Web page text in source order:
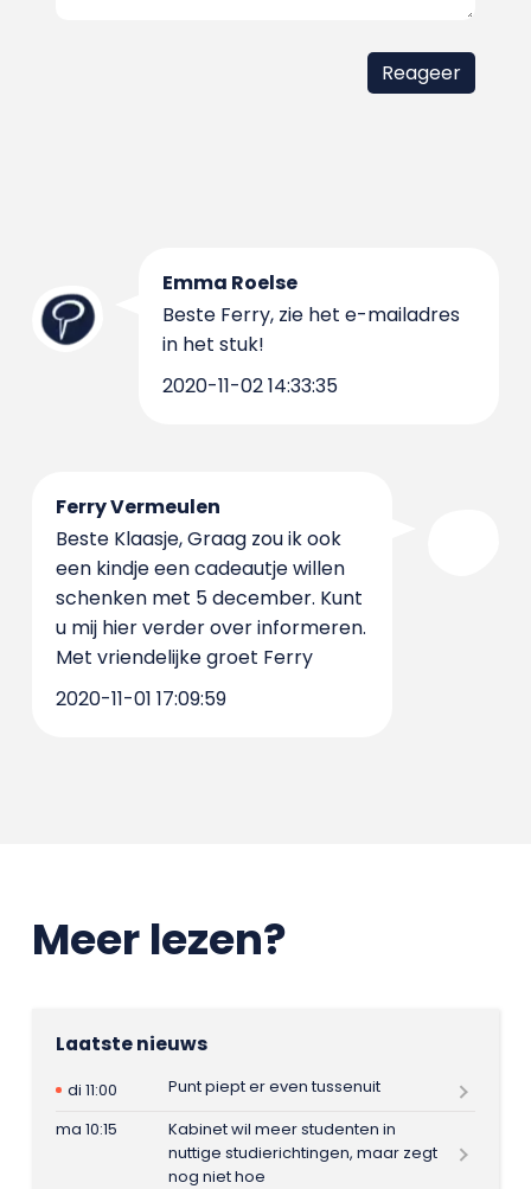
Emma Roelse
Beste Ferry, zie het e-mailadres
in het stuk!
2020-11-02 14:33:35
Ferry Vermeulen
Beste Klaasje, Graag zou ik ook
een kindje een cadeautje willen
schenken met 5 december. Kunt
u mij hier verder over informeren.
Met vriendelijke groet Ferry
2020-11-01 17:09:59
Meer lezen?
Laatste nieuws
di 11:00
Punt piept er even tussenuit
ma 10:15
Kabinet wil meer studenten in
nuttige studierichtingen, maar zegt
nog niet hoe